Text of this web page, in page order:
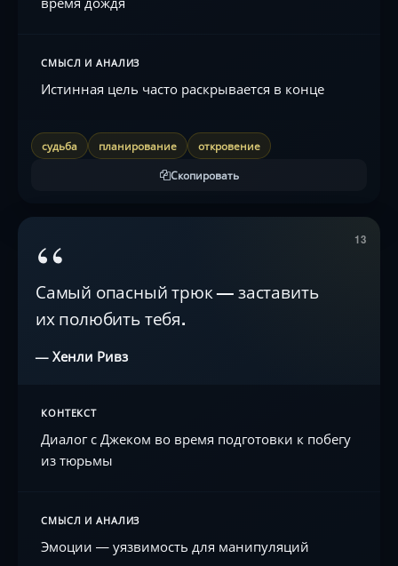
СМЫСЛ И АНАЛИЗ
Истинная цель часто раскрывается в конце
судьба планирование откровение
Скопировать
13
“
Самый опасный трюк — заставить
их полюбить тебя.
— Хенли Ривз
КОНТЕКСТ
Диалог с Джеком во время подготовки к побегу
из тюрьмы
СМЫСЛ И АНАЛИЗ
Эмоции — уязвимость для манипуляций